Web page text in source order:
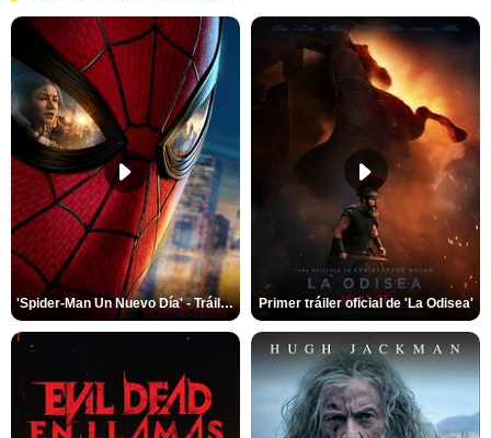
'Spider-Man Un Nuevo Día' - Tráiler oficial subtitulado Primer tráiler oficial de 'La Odisea'